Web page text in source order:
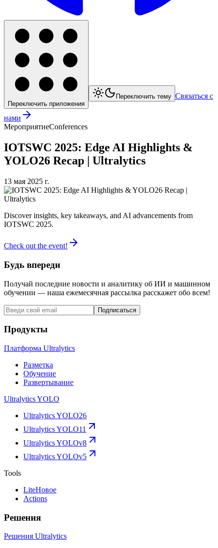
Переключить приложения
Переключить тему Связаться с
нами
МероприятиеConferences
IOTSWC 2025: Edge AI Highlights &
YOLO26 Recap | Ultralytics
13 мая 2025 г.
Discover insights, key takeaways, and AI advancements from
IOTSWC 2025.
Check out the event!
Будь впереди
Получай последние новости и аналитику об ИИ и машинном
обучении — наша ежемесячная рассылка расскажет обо всем!
Подписаться
Продукты
Платформа Ultralytics
Разметка
Обучение
Развертывание
Ultralytics YOLO
Ultralytics YOLO26
Ultralytics YOLO11
Ultralytics YOLOv8
Ultralytics YOLOv5
Tools
LiteНовое
Actions
Решения
Решения Ultralytics